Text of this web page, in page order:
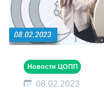
Новости ЦОПП
08.02.2023